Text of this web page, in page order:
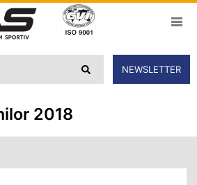
NEWSLETTER
2018